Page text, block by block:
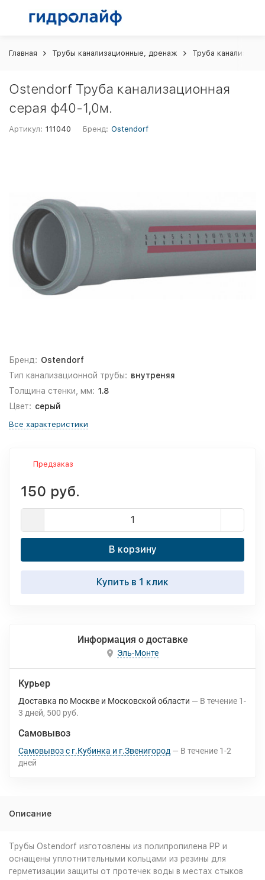
Главная Трубы канализационные, дренаж Труба
Ostendorf Труба канализационная
серая ф40-1,0м.
Артикул: 111040 Бренд: Ostendorf
Бренд: Ostendorf
Тип канализационной трубы: внутреняя
Толщина стенки, мм: 1.8
Цвет: серый
Все характеристики
Предзаказ
150 руб.
В корзину
Купить в 1 клик
Информация о доставке
Эль-Монте
Курьер
Доставка по Москве и Московской области В течение 1-
3 дней 500 руб.
Самовывоз
Самовывоз с г.Кубинка и г.Звенигород В течение 1-2
дней
Описание
Трубы Ostendorf изготовлены из полипропилена PP и
оснащены уплотнительными кольцами из резины для
герметизации защиты от протечек воды в местах стыков